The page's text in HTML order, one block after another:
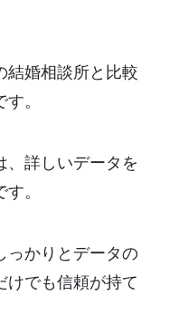
結婚相談所と比較
。
、詳しいデータを
。
っかりとデータの
けでも信頼が持て